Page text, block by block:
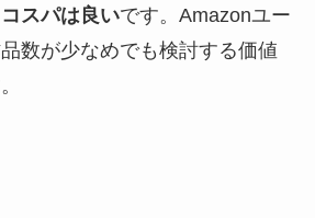
スパは良いです。Amazonユー
数が少なめでも検討する価値